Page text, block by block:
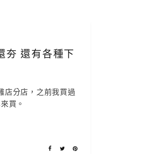
夯 還有各種下
店分店，之前我買過
買。